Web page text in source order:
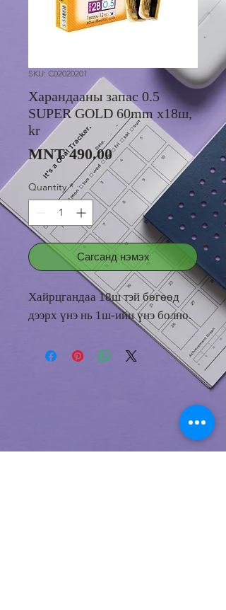
SKU: C02020201
Харандааны запас 0.5
SUPER GOLD 60mm x18ш,
kr
MNT 490.00Price
Quantity *
Сагсанд нэмэх
Хайрцгандаа 18ш тэй бөгөөд
дээрх үнэ нь 1ш-ийн үнэ болно.